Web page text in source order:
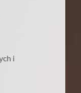
i